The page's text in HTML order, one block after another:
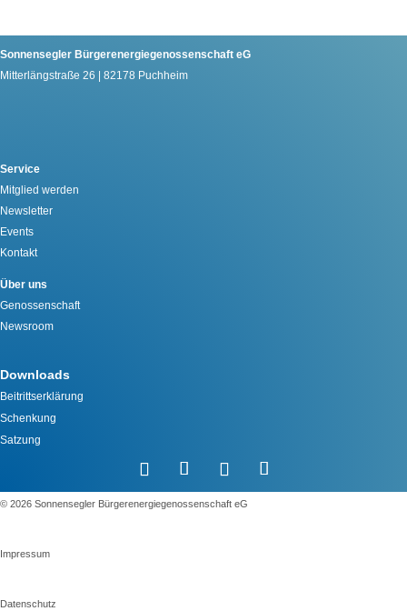
Sonnensegler Bürgerenergiegenossenschaft eG
Mitterlängstraße 26 | 82178 Puchheim
Service
Mitglied werden
Newsletter
Events
Kontakt
Über uns
Genossenschaft
Newsroom
Downloads
Beitrittserklärung
Schenkung
Satzung
©️ 2026 Sonnensegler Bürgerenergiegenossenschaft eG
Impressum
Datenschutz